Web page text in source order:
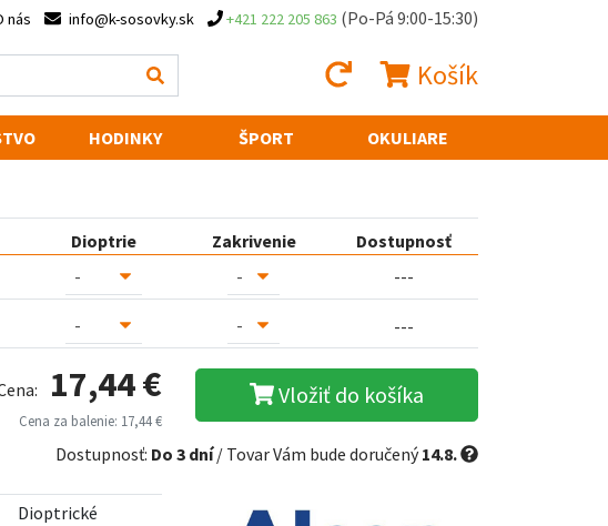
nás info@k-sosovky.sk +421 222 205 863 (Po-Pá 9:00-15:30)
Košík
HODINKY ŠPORT OKULIARE
Dioptrie Zakrivenie
Dostupnosť
---
---
17,44 €
Cena za balenie: 17,44 €
Vložiť do košíka
Dostupnosť: Do 3 dní/ Tovar Vám bude doručený14.8.
Dioptrické